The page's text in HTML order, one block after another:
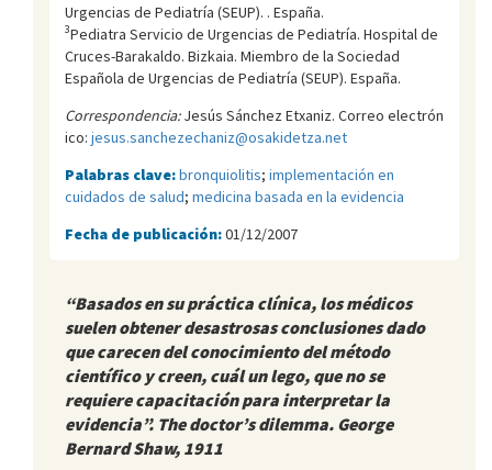
Urgencias de Pediatrí­a (SEUP). . España.
3Pediatra Servicio de Urgencias de Pediatrí­a. Hospital de
Cruces-Barakaldo. Bizkaia. Miembro de la Sociedad
Española de Urgencias de Pediatrí­a (SEUP). España.
Correspondencia:Jesús Sánchez Etxaniz. Correo electrón
ico: jesus.sanchezechaniz@osakidetza.net
Palabras clave:bronquiolitis; implementación en
cuidados de salud; medicina basada en la evidencia
Fecha de publicación:01/12/2007
“Basados en su práctica clínica, los médicos
suelen obtener desastrosas conclusiones dado
que carecen del conocimiento del método
científico y creen, cuál un lego, que no se
requiere capacitación para interpretar la
evidencia”. The doctor’s dilemma. George
Bernard Shaw, 1911